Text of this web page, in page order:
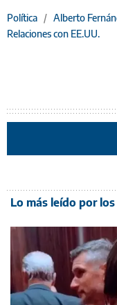
Política / Alberto
Relaciones con EE.UU.
Lo más leído por